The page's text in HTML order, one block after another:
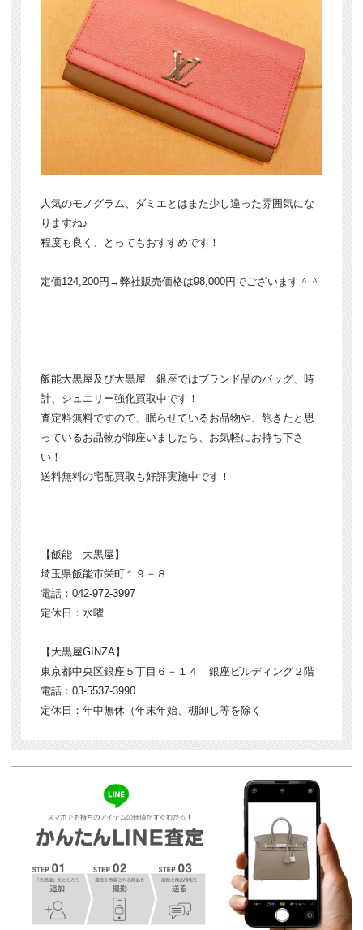
人気のモノグラム、ダミエとはまた少し違った雰囲気にな
りますね♪
程度も良く、とってもおすすめです！
定価124,200円→弊社販売価格は98,000円でございます＾＾
飯能大黒屋及び大黒屋 銀座ではブランド品のバッグ、時
計、ジュエリー強化買取中です！
査定料無料ですので、眠らせているお品物や、飽きたと思
っているお品物が御座いましたら、お気軽にお持ち下さ
い！
送料無料の宅配買取も好評実施中です！
【飯能 大黒屋】
埼玉県飯能市栄町１９－８
電話：042-972-3997
定休日：水曜
【大黒屋GINZA】
東京都中央区銀座５丁目６－１４ 銀座ビルディング２階
電話：03-5537-3990
定休日：年中無休（年末年始、棚卸し等を除く